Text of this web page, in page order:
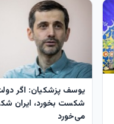
یوسف پزشکیان: اگر
شکست بخورد، ایران
می‌خورد